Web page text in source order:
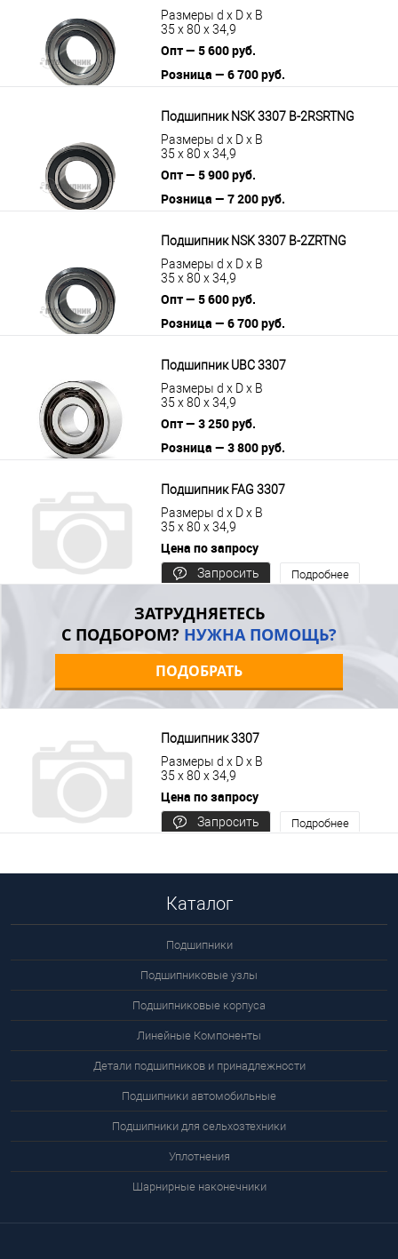
Размеры d x D x B
35 x 80 x 34,9
Опт — 5 600 руб.
Розница — 6 700 руб.
Подшипник NSK 3307 B-2RSRTNG
Размеры d x D x B
35 x 80 x 34,9
Опт — 5 900 руб.
Розница — 7 200 руб.
Подшипник NSK 3307 B-2ZRTNG
Размеры d x D x B
35 x 80 x 34,9
Опт — 5 600 руб.
Розница — 6 700 руб.
Подшипник UBC 3307
Размеры d x D x B
35 x 80 x 34,9
Опт — 3 250 руб.
Розница — 3 800 руб.
Подшипник FAG 3307
Размеры d x D x B
35 x 80 x 34,9
Цена по запросу
Запросить
Подробнее
ЗАТРУДНЯЕТЕСЬ
С ПОДБОРОМ? НУЖНА ПОМОЩЬ?
ПОДОБРАТЬ
Подшипник 3307
Размеры d x D x B
35 x 80 x 34,9
Цена по запросу
Запросить
Подробнее
Каталог
Подшипники
Подшипниковые узлы
Подшипниковые корпуса
Линейные Компоненты
Детали подшипников и принадлежности
Подшипники автомобильные
Подшипники для сельхозтехники
Уплотнения
Шарнирные наконечники